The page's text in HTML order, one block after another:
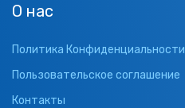
О нас
Политика Конфиденциальности
Пользовательское соглашение
Контакты